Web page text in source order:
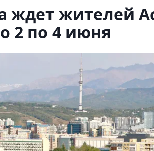
ждет жителей
2 по 4 июня